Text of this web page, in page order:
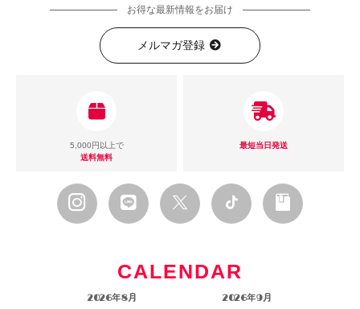
お得な最新情報をお届け
メルマガ登録
5,000円以上で
送料無料
最短当日発送
CALENDAR
2026年8月 2026年9月